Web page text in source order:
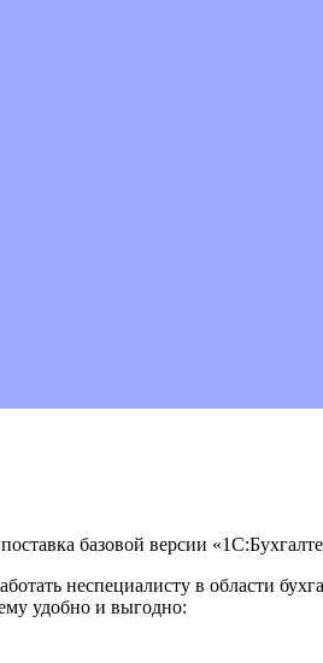
базовой версии
неспециалисту в области
удобно и выгодно: